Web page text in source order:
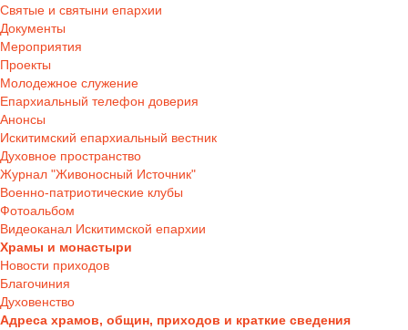
Святые и святыни епархии
Документы
Мероприятия
Проекты
Молодежное служение
Епархиальный телефон доверия
Анонсы
Искитимский епархиальный вестник
Духовное пространство
Журнал "Живоносный Источник"
Военно-патриотические клубы
Фотоальбом
Видеоканал Искитимской епархии
Храмы и монастыри
Новости приходов
Благочиния
Духовенство
Адреса храмов, общин, приходов и краткие сведения